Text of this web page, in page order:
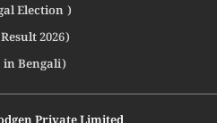
Election )
Result 2026)
in Bengali)